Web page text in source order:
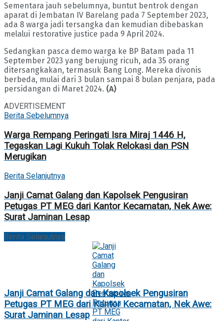
Sementara jauh sebelumnya, buntut bentrok dengan
aparat di Jembatan IV Barelang pada 7 September 2023,
ada 8 warga jadi tersangka dan kemudian dibebaskan
melalui restorative justice pada 9 April 2024.
Sedangkan pasca demo warga ke BP Batam pada 11
September 2023 yang berujung ricuh, ada 35 orang
ditersangkakan, termasuk Bang Long. Mereka divonis
berbeda, mulai dari 3 bulan sampai 8 bulan penjara, pada
persidangan di Maret 2024. (A)
ADVERTISEMENT
Berita Sebelumnya
Warga Rempang Peringati Isra Miraj 1446 H,
Tegaskan Lagi Kukuh Tolak Relokasi dan PSN
Merugikan
Berita Selanjutnya
Janji Camat Galang dan Kapolsek Pengusiran
Petugas PT MEG dari Kantor Kecamatan, Nek Awe:
Surat Jaminan Lesap
Berita Selanjutnya
Janji Camat Galang dan Kapolsek Pengusiran
Petugas PT MEG dari Kantor Kecamatan, Nek Awe:
Surat Jaminan Lesap